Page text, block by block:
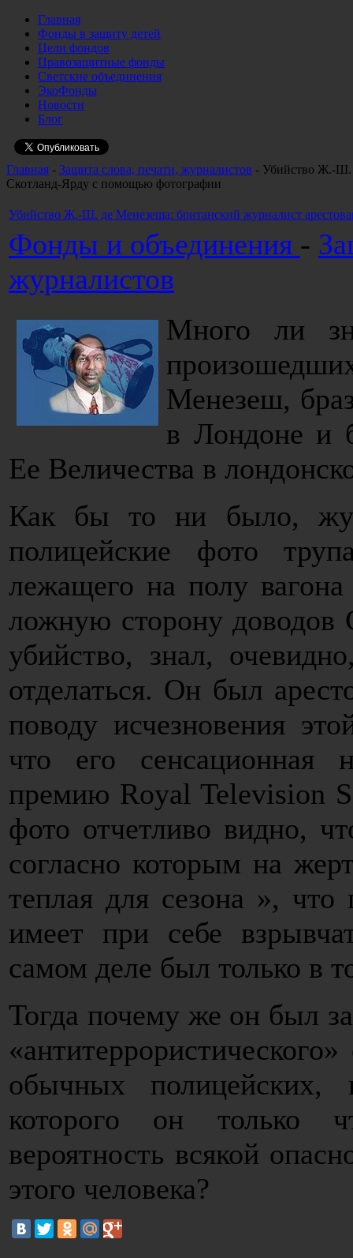
Главная
Фонды в защиту детей
Цели фондов
Правозащитные фонды
Светские объединения
ЭкоФонды
Новости
Блог
Главная - Защита слова, печати, журналистов - Убийство Ж.-Ш.
Скотланд-Ярду с помощью фотографии
Убийство Ж.-Ш. де Менезеша: британский журналист
Фонды и объединения -
журналистов
Много ли
Менезеш,
в Лондоне и
Ее Величества в
Как бы то ни было,
полицейские фото
лежащего на полу
ложную сторону
убийство, знал,
отделаться. Он был
поводу исчезновения
что его сенсационная
премию Royal Television
фото отчетливо видно,
согласно которым на
теплая для сезона »,
имеет при себе
самом деле был только в
Тогда почему же он был
обычных полицейских,
которого он только
вероятность всякой
этого человека?